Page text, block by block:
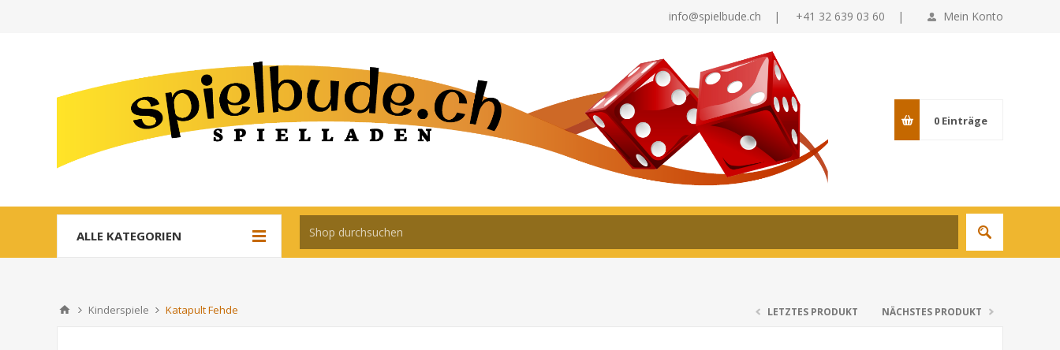
Mein Konto
info@spielbude.ch | +41 32 639 03 60 |
0 Einträge
ALLE KATEGORIEN
Kinderspiele Katapult Fehde LETZTES PRODUKT NÄCHSTES PRODUKT